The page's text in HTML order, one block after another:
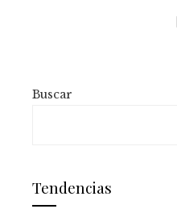
Buscar
Tendencias